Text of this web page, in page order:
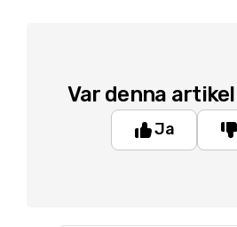
Var denna
Ja